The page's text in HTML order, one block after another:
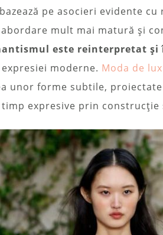
pe asocieri evidente
mult mai matură și
este reinterpretat și
moderne. Moda de lux
unor forme subtile,
expresive prin construcție